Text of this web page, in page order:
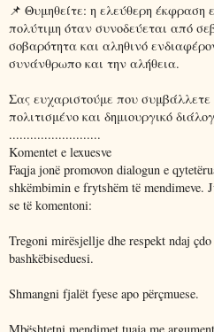
📌 Θυμηθείτε: η ελεύθερη έκφραση
πολύτιμη όταν συνοδεύεται από
σοβαρότητα και αληθινό
συνάνθρωπο και την αλήθεια.
Σας ευχαριστούμε που
πολιτισμένο και δημιουργικό
..........................
Komentet e lexuesve
Faqja jonë promovon dialogun e
shkëmbimin e frytshëm të mendimeve.
se të komentoni:
Tregoni mirësjellje dhe respekt ndaj çdo
bashkëbiseduesi.
Shmangni fjalët fyese apo përçmuese.